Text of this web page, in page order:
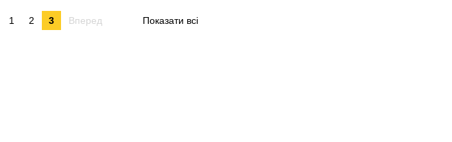
1 2 3 Вперед Показати всі